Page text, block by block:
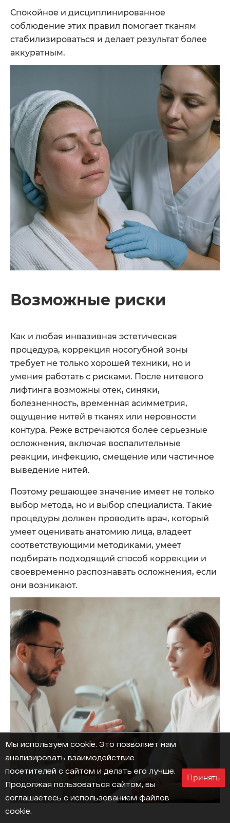
Спокойное и дисциплинированное
соблюдение этих правил помогает тканям
стабилизироваться и делает результат более
аккуратным.
Возможные риски
Как и любая инвазивная эстетическая
процедура, коррекция носогубной зоны
требует не только хорошей техники, но и
умения работать с рисками. После нитевого
лифтинга возможны отек, синяки,
болезненность, временная асимметрия,
ощущение нитей в тканях или неровности
контура. Реже встречаются более серьезные
осложнения, включая воспалительные
реакции, инфекцию, смещение или частичное
выведение нитей.
Поэтому решающее значение имеет не только
выбор метода, но и выбор специалиста. Такие
процедуры должен проводить врач, который
умеет оценивать анатомию лица, владеет
соответствующими методиками, умеет
подбирать подходящий способ коррекции и
своевременно распознавать осложнения, если
они возникают.
Мы используем cookie. Это позволяет нам
анализировать взаимодействие
посетителей с сайтом и делать его лучше.
Продолжая пользоваться сайтом, вы
соглашаетесь с использованием файлов
cookie.
Принять